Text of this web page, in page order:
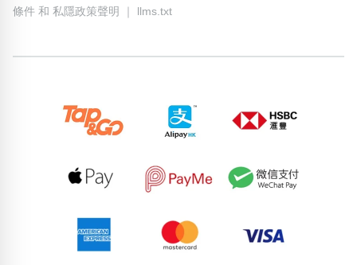
條件 和 私隱政策聲明 ｜ llms.txt